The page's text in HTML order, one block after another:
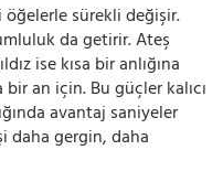
sürekli değişir.
da getirir. Ateş
ise kısa bir anlığına
an için. Bu güçler kalıcı
avantaj saniyeler
daha gergin, daha